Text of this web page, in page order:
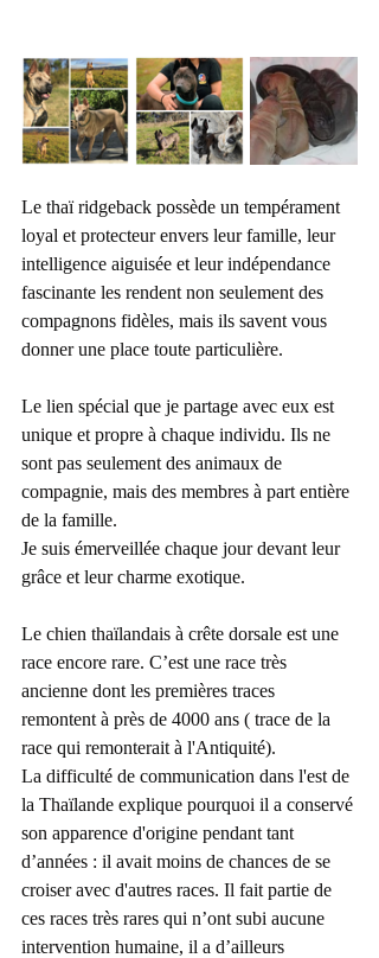
Le thaï ridgeback possède un tempérament
loyal et protecteur envers leur famille, leur
intelligence aiguisée et leur indépendance
fascinante les rendent non seulement des
compagnons fidèles, mais ils savent vous
donner une place toute particulière.
Le lien spécial que je partage avec eux est
unique et propre à chaque individu. Ils ne
sont pas seulement des animaux de
compagnie, mais des membres à part entière
de la famille.
Je suis émerveillée chaque jour devant leur
grâce et leur charme exotique.
Le chien thaïlandais à crête dorsale est une
race encore rare. C’est une race très
ancienne dont les premières traces
remontent à près de 4000 ans ( trace de la
race qui remonterait à l'Antiquité).
La difficulté de communication dans l'est de
la Thaïlande explique pourquoi il a conservé
son apparence d'origine pendant tant
d’années : il avait moins de chances de se
croiser avec d'autres races. Il fait partie de
ces races très rares qui n’ont subi aucune
intervention humaine, il a d’ailleurs